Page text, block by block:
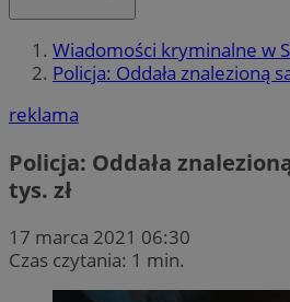
Wiadomości kryminalne w
Policja: Oddała znalezioną
reklama
Policja: Oddała
tys. zł
17 marca 2021 06:30
Czas czytania: 1 min.